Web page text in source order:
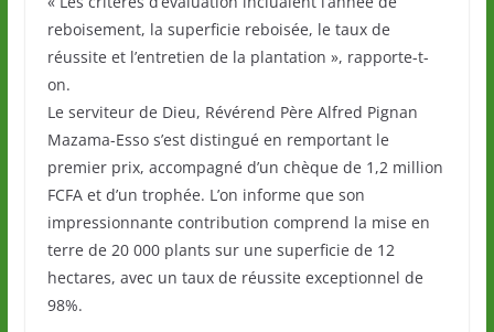
reboisement, la superficie reboisée, le taux de
réussite et l’entretien de la plantation », rapporte-t-
on.
Le serviteur de Dieu, Révérend Père Alfred Pignan
Mazama-Esso s’est distingué en remportant le
premier prix, accompagné d’un chèque de 1,2 million
FCFA et d’un trophée. L’on informe que son
impressionnante contribution comprend la mise en
terre de 20 000 plants sur une superficie de 12
hectares, avec un taux de réussite exceptionnel de
98%.